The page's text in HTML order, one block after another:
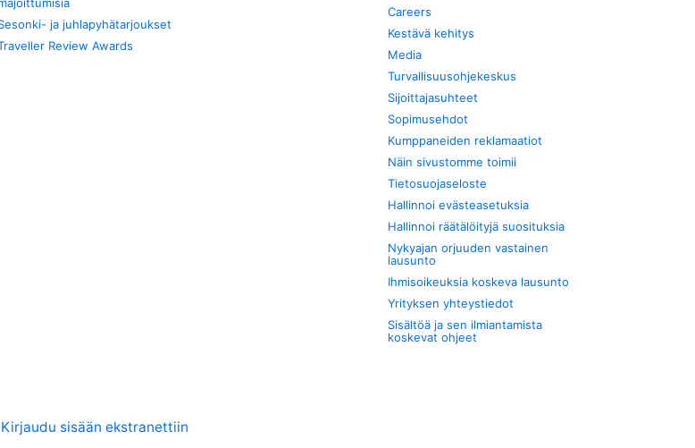
ja juhlapyhätarjoukset
Review Awards
Careers
Kestävä kehitys
Media
Turvallisuusohjekeskus
Sijoittajasuhteet
Sopimusehdot
Kumppaneiden reklamaatiot
Näin sivustomme toimii
Tietosuojaseloste
Hallinnoi evästeasetuksia
Hallinnoi räätälöityjä suosituksia
Nykyajan orjuuden vastainen
lausunto
Ihmisoikeuksia koskeva lausunto
Yrityksen yhteystiedot
Sisältöä ja sen ilmiantamista
koskevat ohjeet
Kirjaudu sisään ekstranettiin